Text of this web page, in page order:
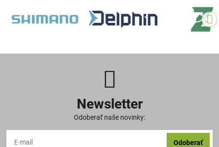
Newsletter
Odoberať naše novinky:
Odoberať